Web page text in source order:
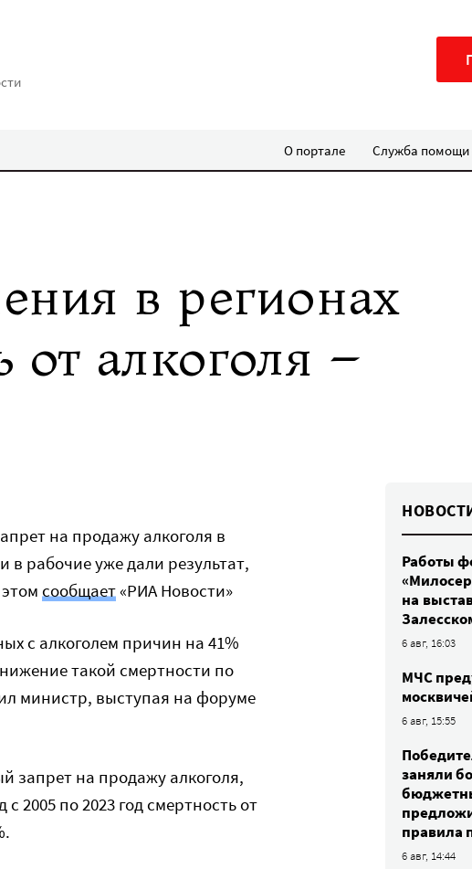
О портале Служба помощи
в регионах
от алкоголя –
на продажу алкоголя в
рабочие уже дали результат,
сообщает«РИА Новости»
с алкоголем причин на 41%
такой смертности по
министр, выступая на форуме
запрет на продажу алкоголя,
2005 по 2023 год смертность от
Работы
на
6 авг, 16:03
МЧС
6 авг, 15:55
заняли
правила
6 авг, 14:44